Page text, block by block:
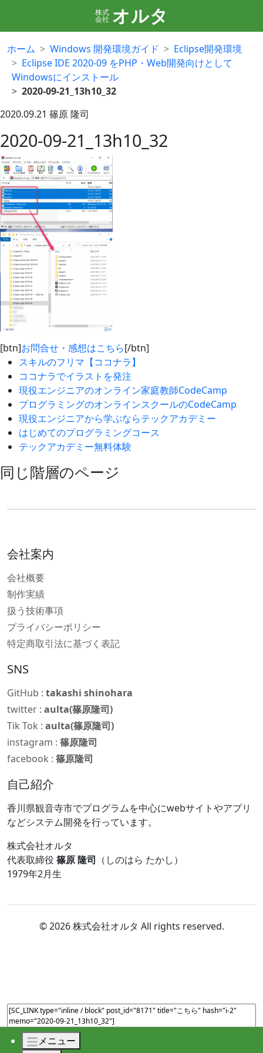
株式
会社 オルタ
ホーム Windows 開発環境ガイド
Eclipse開発環境
Eclipse IDE 2020-09 をPHP・Web開発向けとして
Windowsにインストール
2020-09-21_13h10_32
2020.09.21 篠原 隆司
2020-09-21_13h10_32
[btn]お問合せ・感想はこちら[/btn]
スキルのフリマ【ココナラ】
ココナラでイラストを発注
現役エンジニアのオンライン家庭教師CodeCamp
プログラミングのオンラインスクールのCodeCamp
現役エンジニアから学ぶならテックアカデミー
はじめてのプログラミングコース
テックアカデミー無料体験
同じ階層のページ
会社案内
会社概要
制作実績
扱う技術事項
プライバシーポリシー
特定商取引法に基づく表記
SNS
GitHub : takashi shinohara
twitter : aulta(篠原隆司)
Tik Tok : aulta(篠原隆司)
instagram : 篠原隆司
facebook : 篠原隆司
自己紹介
香川県観音寺市でプログラムを中心にwebサイトやアプリ
などシステム開発を行っています。
株式会社オルタ
代表取締役 篠原 隆司 （しのはら たかし）
1979年2月生
© 2026 株式会社オルタ All rights reserved.
メニュー